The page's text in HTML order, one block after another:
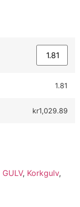
1.81
kr1,029.89
GULV, Korkgulv,